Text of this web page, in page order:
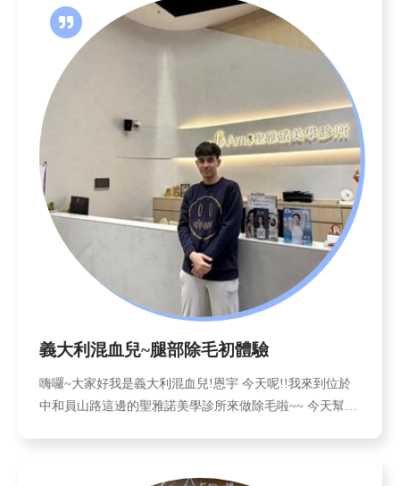
態，此時採取重建流失的體積與重塑鬆弛位移的皮膚， 是
對抗老化最有效率的選擇。
義大利混血兒~腿部除毛初體驗
嗨囉~大家好我是義大利混血兒!恩宇 今天呢!!我來到位於
中和員山路這邊的聖雅諾美學診所來做除毛啦~~ 今天幫我